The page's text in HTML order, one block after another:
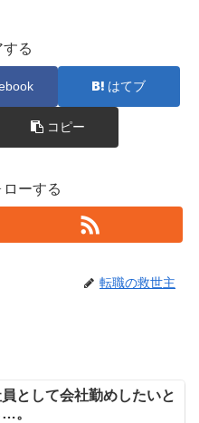
する
はてブ
コピー
ーする
転職の救世主
として会社勤めしたいと
。